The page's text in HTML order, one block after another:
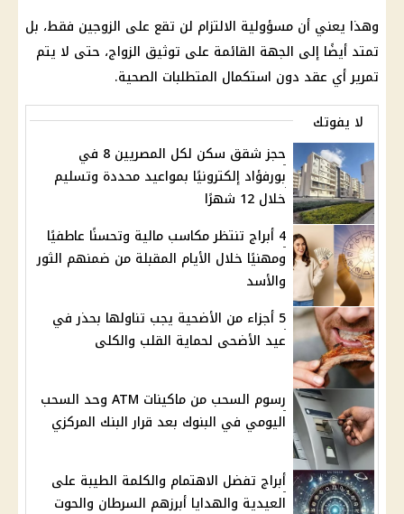
وهذا يعني أن مسؤولية الالتزام لن تقع على الزوجين فقط، بل
تمتد أيضًا إلى الجهة القائمة على توثيق الزواج، حتى لا يتم
تمرير أي عقد دون استكمال المتطلبات الصحية.
لا يفوتك
حجز شقق سكن لكل المصريين 8 في
بورفؤاد إلكترونيًا بمواعيد محددة وتسليم
خلال 12 شهرًا
4 أبراج تنتظر مكاسب مالية وتحسنًا عاطفيًا
ومهنيًا خلال الأيام المقبلة من ضمنهم الثور
والأسد
5 أجزاء من الأضحية يجب تناولها بحذر في
عيد الأضحى لحماية القلب والكلى
رسوم السحب من ماكينات ATM وحد السحب
اليومي في البنوك بعد قرار البنك المركزي
أبراج تفضل الاهتمام والكلمة الطيبة على
العيدية والهدايا أبرزهم السرطان والحوت